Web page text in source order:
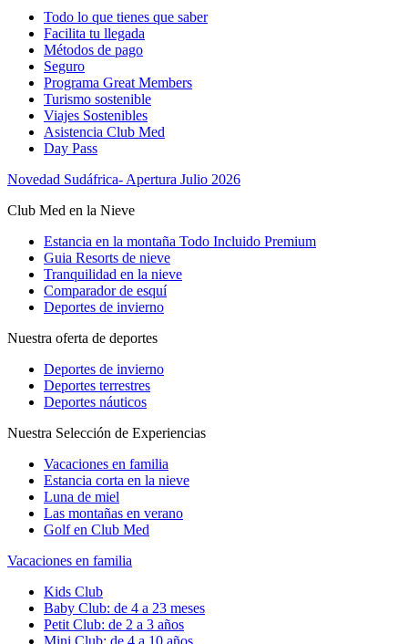
Todo lo que tienes que saber
Facilita tu llegada
Métodos de pago
Seguro
Programa Great Members
Turismo sostenible
Viajes Sostenibles
Asistencia Club Med
Day Pass
Novedad Sudáfrica- Apertura Julio 2026
Club Med en la Nieve
Estancia en la montaña Todo Incluido Premium
Guia Resorts de nieve
Tranquilidad en la nieve
Comparador de esquí
Deportes de invierno
Nuestra oferta de deportes
Deportes de invierno
Deportes terrestres
Deportes náuticos
Nuestra Selección de Experiencias
Vacaciones en familia
Estancia corta en la nieve
Luna de miel
Las montañas en verano
Golf en Club Med
Vacaciones en familia
Kids Club
Baby Club: de 4 a 23 meses
Petit Club: de 2 a 3 años